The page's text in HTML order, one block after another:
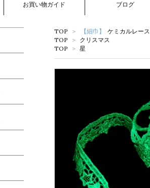
お買い物ガイド ブログ
TOP > 【細巾】 ケミカルレース
TOP
> クリスマス
TOP
> 星